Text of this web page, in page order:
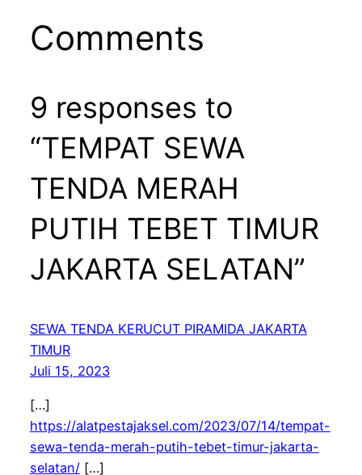
Comments
9 responses to
“TEMPAT SEWA
TENDA MERAH
PUTIH TEBET TIMUR
JAKARTA SELATAN”
SEWA TENDA KERUCUT PIRAMIDA JAKARTA
TIMUR
Juli 15, 2023
[…]
https://alatpestajaksel.com/2023/07/14/tempat-
sewa-tenda-merah-putih-tebet-timur-jakarta-
selatan/[…]